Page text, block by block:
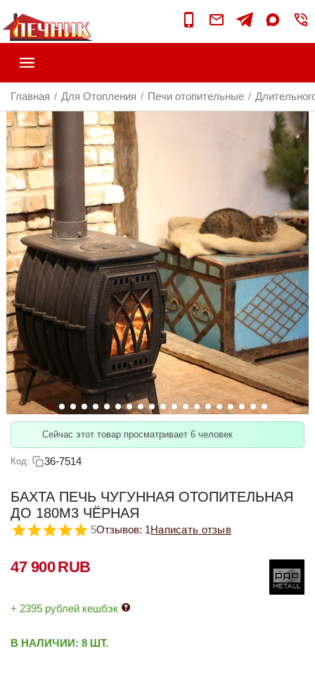
Главная / Для Отопления / Печи отопительные /
Сейчас этот товар просматривает 6 человек
Код: 36-7514
БАХТА ПЕЧЬ ЧУГУННАЯ ОТОПИТЕЛЬНАЯ
ДО 180М3 ЧЁРНАЯ
5Отзывов: 1Написать отзыв
47 900RUB
+ 2395 рублей кешбэк
В НАЛИЧИИ: 8 ШТ.